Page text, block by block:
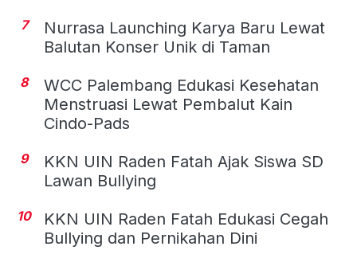
7
Nurrasa Launching Karya Baru Lewat
Balutan Konser Unik di Taman
8
WCC Palembang Edukasi Kesehatan
Menstruasi Lewat Pembalut Kain
Cindo-Pads
9
KKN UIN Raden Fatah Ajak Siswa SD
Lawan Bullying
10
KKN UIN Raden Fatah Edukasi Cegah
Bullying dan Pernikahan Dini